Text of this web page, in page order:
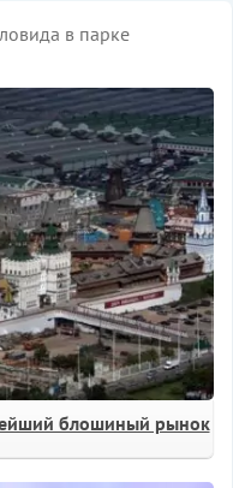
в парке
блошиный рынок